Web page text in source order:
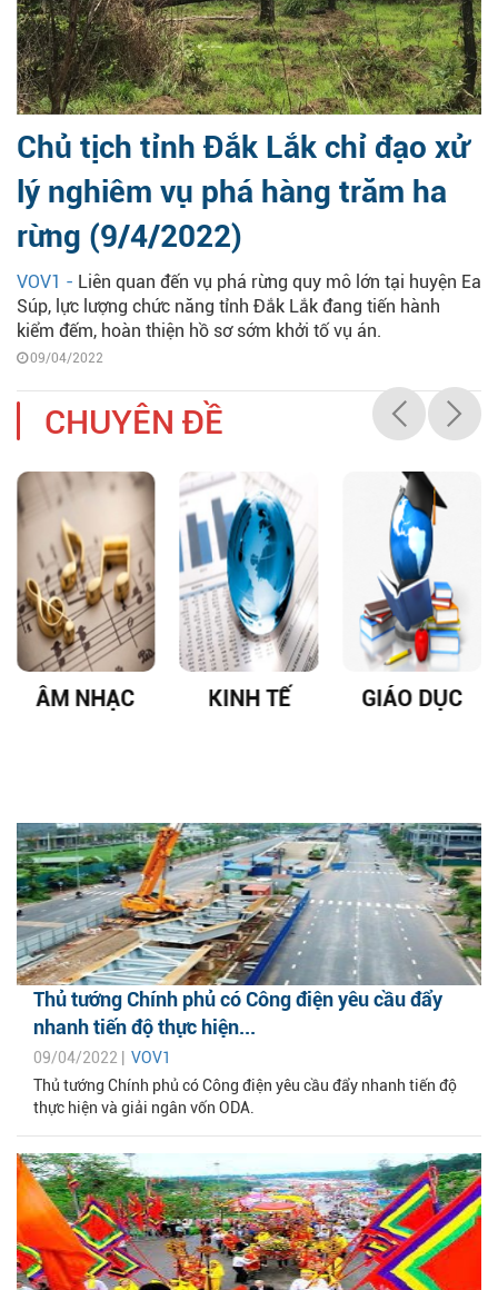
Chủ tịch tỉnh Đắk Lắk chỉ đạo xử
lý nghiêm vụ phá hàng trăm ha
rừng (9/4/2022)
VOV1 - Liên quan đến vụ phá rừng quy mô lớn tại huyện Ea
Súp, lực lượng chức năng tỉnh Đắk Lắk đang tiến hành
kiểm đếm, hoàn thiện hồ sơ sớm khởi tố vụ án.
09/04/2022
CHUYÊN ĐỀ
ÂM NHẠC KINH TẾ GIÁO DỤC
Thủ tướng Chính phủ có Công điện yêu cầu đẩy
nhanh tiến độ thực hiện...
09/04/2022 | VOV1
Thủ tướng Chính phủ có Công điện yêu cầu đẩy nhanh tiến độ
thực hiện và giải ngân vốn ODA.